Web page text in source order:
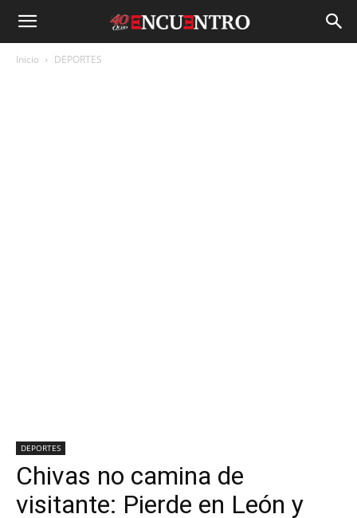
Inicio DEPORTES
DEPORTES
Chivas no camina de
visitante: Pierde en León y